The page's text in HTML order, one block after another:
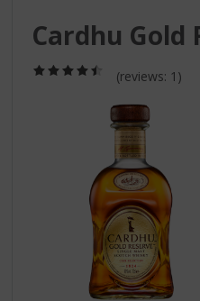
Cardhu Gold
/
(reviews: 1)